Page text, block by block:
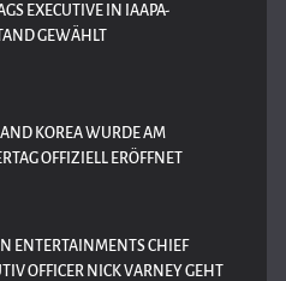
EXECUTIVE IN IAAPA-
GEWÄHLT
KOREA WURDE AM
OFFIZIELL ERÖFFNET
ENTERTAINMENTS CHIEF
OFFICER NICK VARNEY GEHT